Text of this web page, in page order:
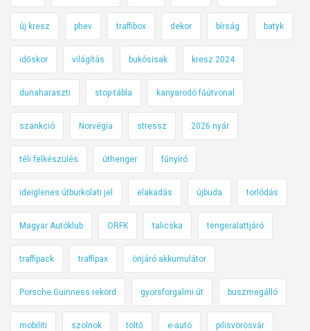
új kresz phev traffibox dekor bírság batyk
időskor világítás bukósisak kresz 2024
dunaharaszti stop-tábla kanyarodó fűútvonal
szankció Norvégia stressz 2026 nyár
téli felkészülés úthenger fűnyíró
ideiglenes útburkolati jel elakadás újbuda torlódás
Magyar Autóklub ORFK talicska tengeralattjáró
traffipack traffipax önjáró akkumulátor
Porsche Guinness rekord gyorsforgalmi út buszmegálló
mobiliti szolnok töltő e-autó pilisvörösvár